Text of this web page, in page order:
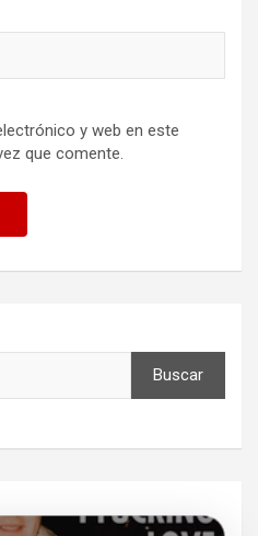
y web en este
que comente.
Buscar